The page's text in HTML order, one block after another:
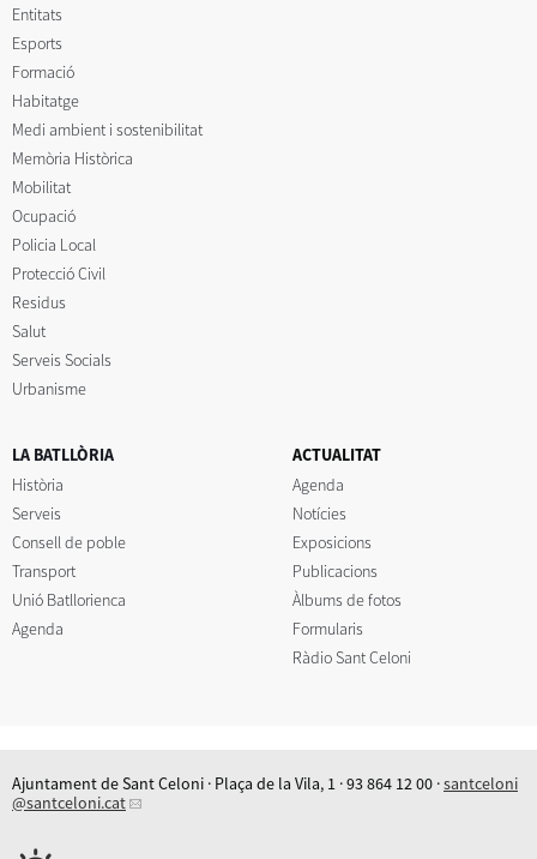
Entitats
Esports
Formació
Habitatge
Medi ambient i sostenibilitat
Memòria Històrica
Mobilitat
Ocupació
Policia Local
Protecció Civil
Residus
Salut
Serveis Socials
Urbanisme
LA BATLLÒRIA
Història
Serveis
Consell de poble
Transport
Unió Batllorienca
Agenda
ACTUALITAT
Agenda
Notícies
Exposicions
Publicacions
Àlbums de fotos
Formularis
Ràdio Sant Celoni
Ajuntament de Sant Celoni · Plaça de la Vila, 1 · 93 864 12 00 ·santceloni
@santceloni.cat